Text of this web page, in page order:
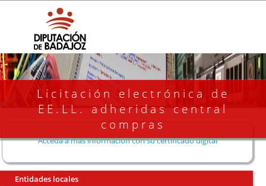
Licitación electrónica de
EE.LL. adheridas central
compras
Acceda a más información con su certificado digital
Entidades locales